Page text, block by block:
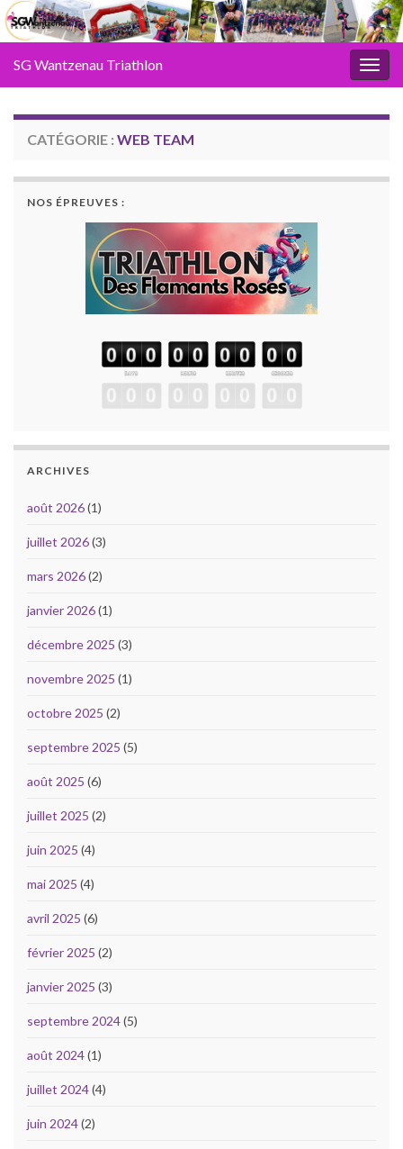
SG Wantzenau Triathlon
CATÉGORIE : WEB TEAM
NOS ÉPREUVES :
ARCHIVES
août 2026(1)
juillet 2026(3)
mars 2026(2)
janvier 2026(1)
décembre 2025 (3)
novembre 2025 (1)
octobre 2025 (2)
septembre 2025 (5)
août 2025 (6)
juillet 2025 (2)
juin 2025 (4)
mai 2025 (4)
avril 2025 (6)
février 2025 (2)
janvier 2025 (3)
septembre 2024(5)
août 2024(1)
juillet 2024(4)
juin 2024(2)